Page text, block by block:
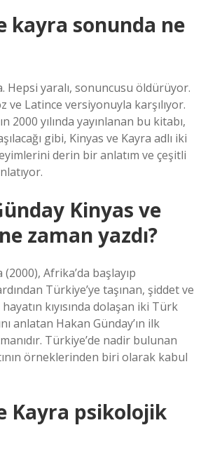
kayra sonunda ne
Hepsi yaralı, sonuncusu öldürüyor.
ve Latince versiyonuyla karşılıyor.
2000 yılında yayınlanan bu kitabı,
gibi, Kinyas ve Kayra adlı iki
derin bir anlatım ve çeşitli
Kinyas ve
zaman yazdı?
Afrika’da başlayıp
Türkiye’ye taşınan, şiddet ve
kıyısında dolaşan iki Türk
anlatan Hakan Günday’ın ilk
Türkiye’de nadir bulunan
örneklerinden biri olarak kabul
Kayra psikolojik